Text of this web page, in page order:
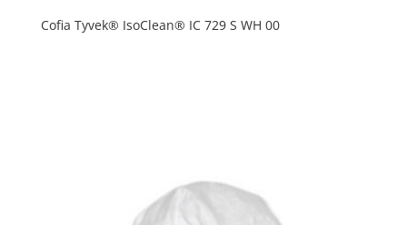
Cofia Tyvek® IsoClean® IC 729 S WH 00